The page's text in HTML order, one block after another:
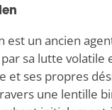
est un ancien
sa lutte volatile
et ses propres
une lentille